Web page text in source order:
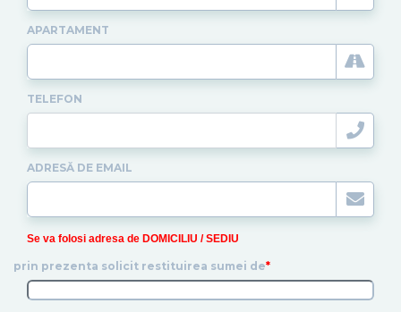
APARTAMENT
TELEFON
ADRESĂ DE EMAIL
Se va folosi adresa de DOMICILIU / SEDIU
prin prezenta solicit restituirea sumei de*